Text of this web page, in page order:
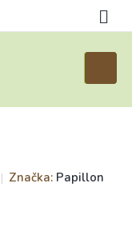
košík
Značka: Papillon